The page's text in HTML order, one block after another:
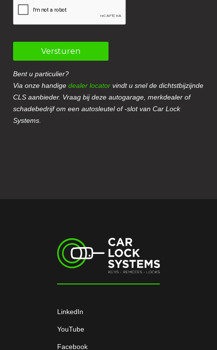
Versturen
Bent u particulier?
Via onze handigedealer locator vindt u snel de dichtstbijzijnde
CLS aanbieder. Vraag bij deze autogarage, merkdealer of
schadebedrijf om een autosleutel of -slot van Car Lock
Systems.
LinkedIn
YouTube
Facebook